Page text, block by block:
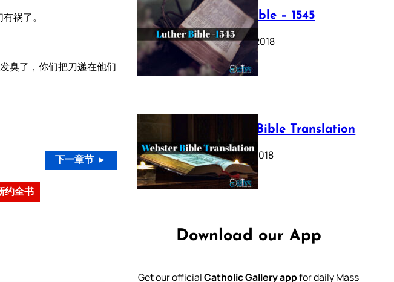
祸了。
臭了，你们把刀递在他们
下一章节 ►
约全书
Luther Bible – 1545
October 17, 2018
Webster Bible Translation
October 11, 2018
Download our App
Get our officialCatholic Gallery appfor daily Mass